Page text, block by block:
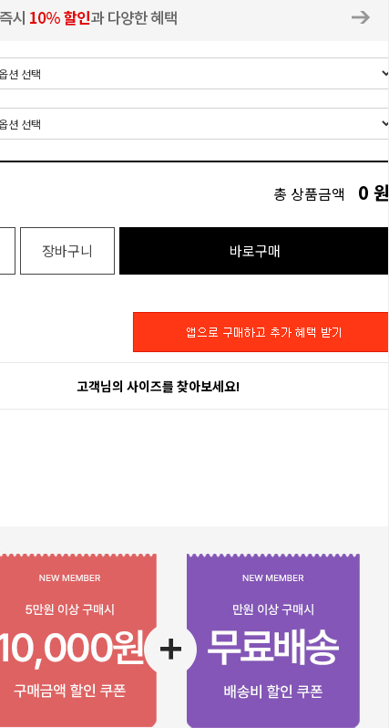
총 상품금액 0 원
장바구니 바로구매
고객님의 사이즈를 찾아보세요!